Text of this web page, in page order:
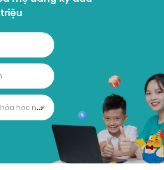
B
a mẹ đang quan tâm khóa học nào?